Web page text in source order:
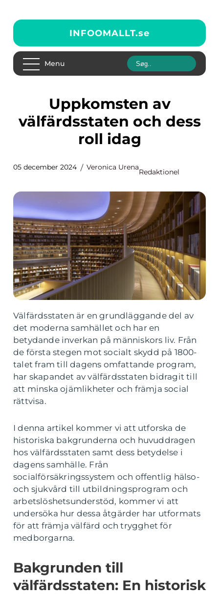
INFOOMALLT.se
Menu
Uppkomsten av
välfärdsstaten och dess
roll idag
05 december 2024 Veronica Urena
Redaktionel
Välfärdsstaten är en grundläggande del av
det moderna samhället och har en
betydande inverkan på människors liv. Från
de första stegen mot socialt skydd på 1800-
talet fram till dagens omfattande program,
har skapandet av välfärdsstaten bidragit till
att minska ojämlikheter och främja social
rättvisa.
I denna artikel kommer vi att utforska de
historiska bakgrunderna och huvuddragen
hos välfärdsstaten samt dess betydelse i
dagens samhälle. Från
socialförsäkringssystem och offentlig hälso-
och sjukvård till utbildningsprogram och
arbetslöshetsunderstöd, kommer vi att
undersöka hur dessa åtgärder har utformats
för att främja välfärd och trygghet för
medborgarna.
Bakgrunden till
välfärdsstaten: En historisk